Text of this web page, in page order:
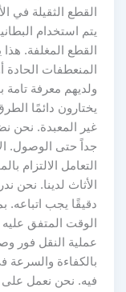
القطع الثقيلة في
يتم استخدام
القطع المغلفة.
المنعطفات الحادة
ولديهم معرفة
يختارون دائمًا
غير المعبدة. نحن
جداً حتى الوصول.
التعامل الالتزام
الأثاث لدينا. نحن
دقيقًا يجب اتباعه.
الوقت المتفق
عملية النقل فور
بالكفاءة
فيه. نحن نعمل على